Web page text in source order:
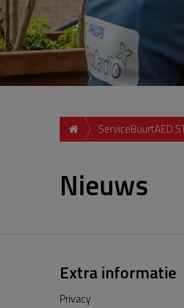
ServiceBuurtAED
Nieuws
Extra informatie
Privacy